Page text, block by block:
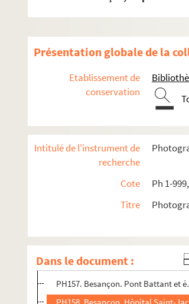
Présentation globale de la
Etablissement de
conservation
Intitulé de l'instrument de
recherche
Cote
Ph 1-
Titre
Dans le document :
PH155. Besançon. Vue de Tarragnoz
PH156. Besançon. Usines des
PH157. Besançon. Pont Battant et